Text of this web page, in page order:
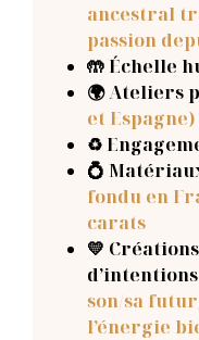
ancestral
passion
🤲 Échelle
🌍 Ateliers
et Espagne)
♻️
💍
fondu en
carats
💛
son/sa
l’énergie